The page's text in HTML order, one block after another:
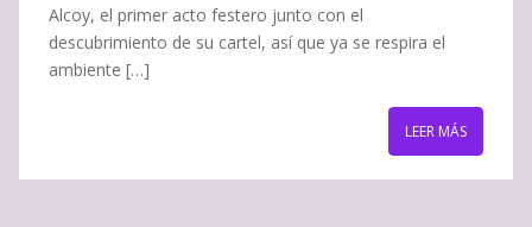
Alcoy, el primer acto festero junto con el
descubrimiento de su cartel, así que ya se respira el
ambiente […]
LEER MÁS